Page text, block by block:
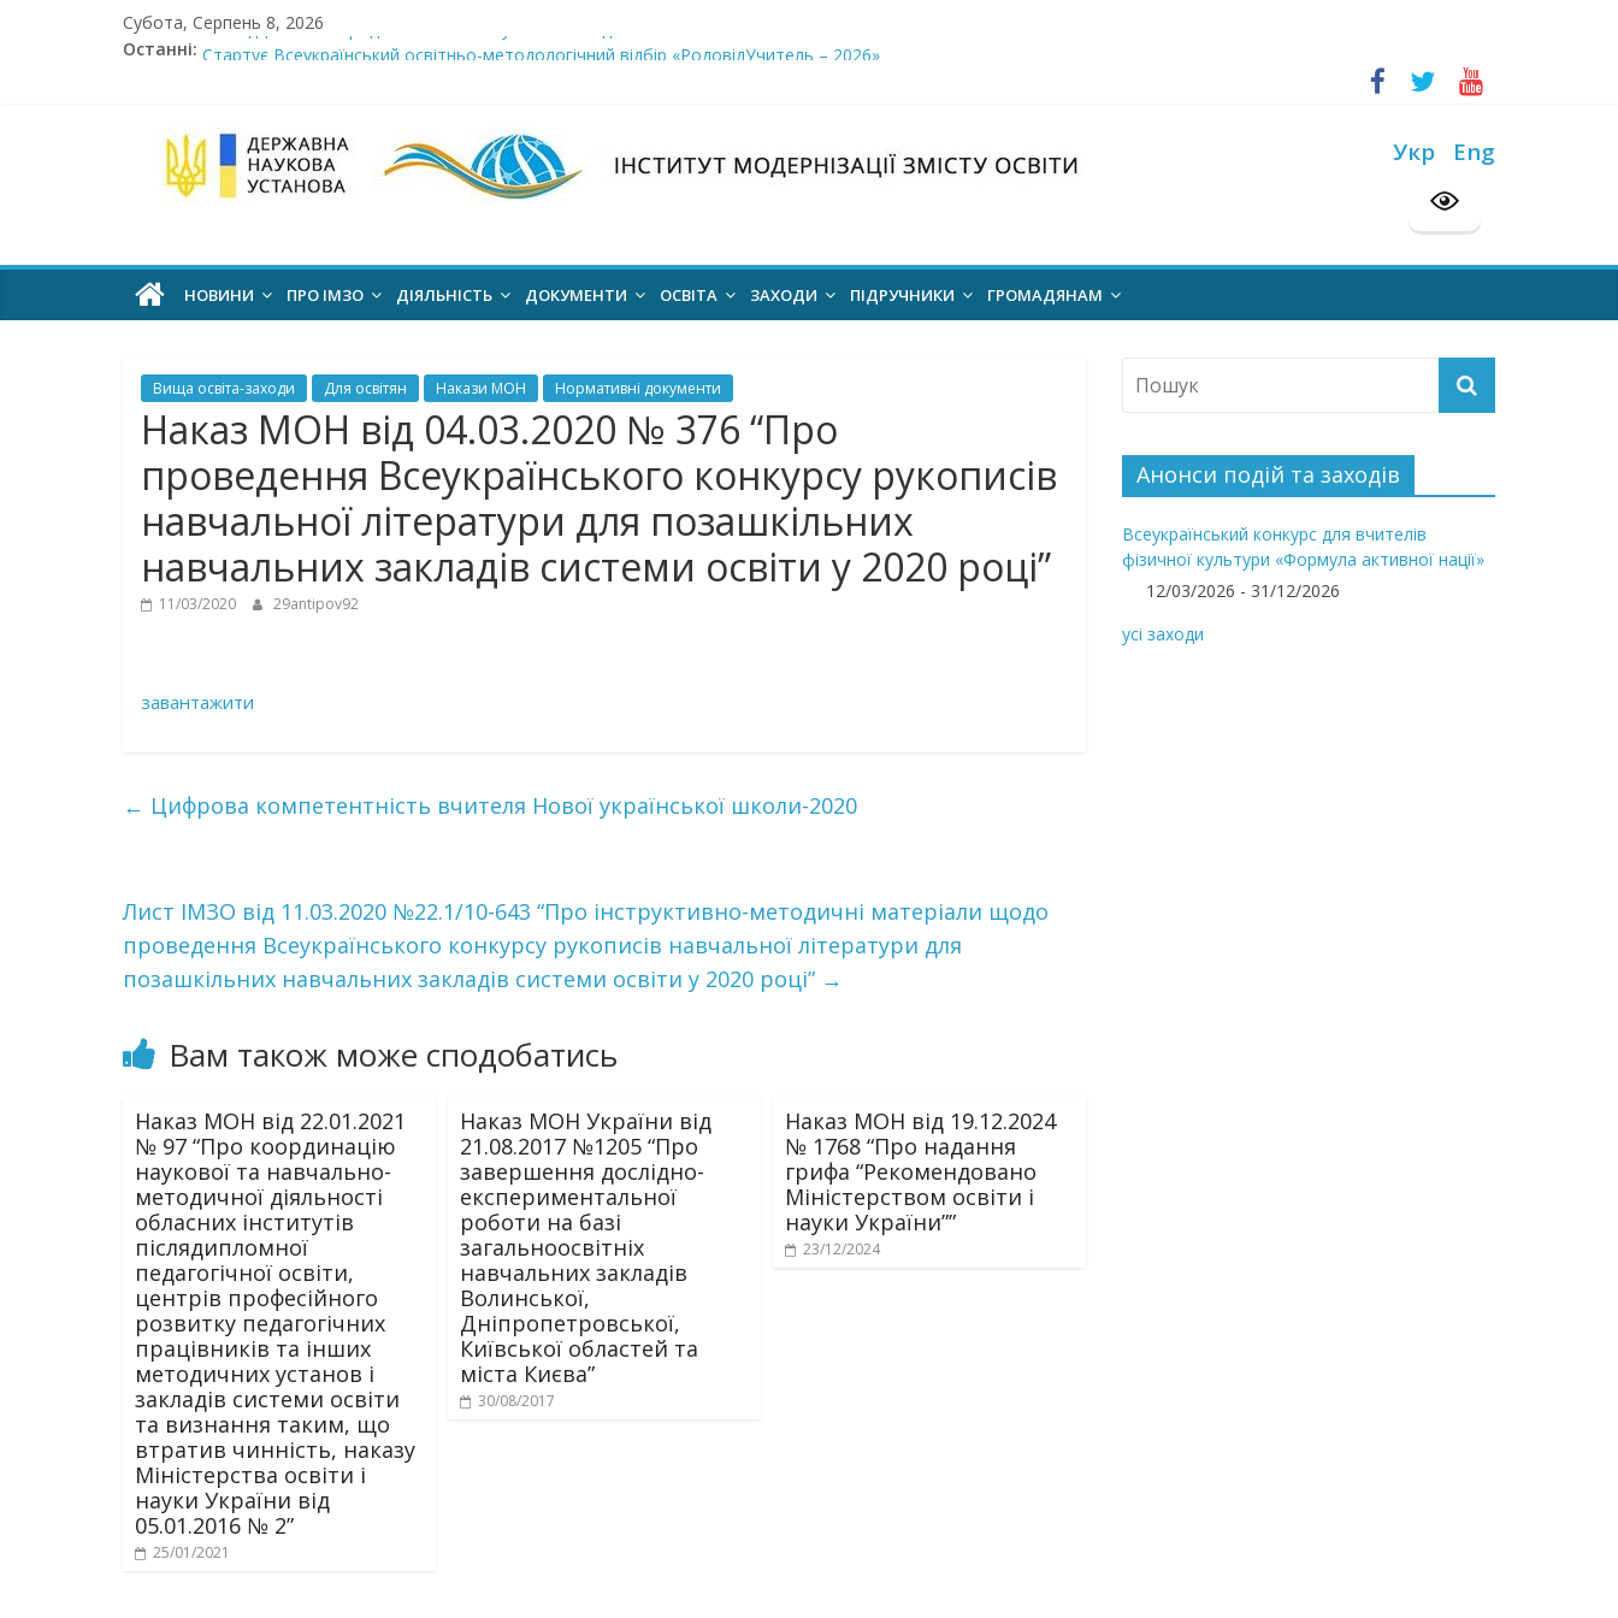
Субота, Серпень 8, 2026
Останні:
Сімнадцята міжнародна виставка «Сучасні заклади освіти»
Розпочато прийом документів на конкурс для здобуття академічних стипендій імені Героїв Небесної Сотні на 2026/2027 н. р.
Інститут
модернізації
змісту
освіти
офіційний
веб-
сайт
Укр Eng
НОВИНИ ПРО ІМЗО ДІЯЛЬНІСТЬ ДОКУМЕНТИ ОСВІТА ЗАХОДИ ПІДРУЧНИКИ ГРОМАДЯНАМ
Вища освіта-заходи Для освітян Накази МОН Нормативні документи
Наказ МОН від 04.03.2020 № 376 “Про
проведення Всеукраїнського конкурсу рукописів
навчальної літератури для позашкільних
навчальних закладів системи освіти у 2020 році”
11/03/2020 29antipov92
завантажити
← Цифрова компетентність вчителя Нової української школи-2020
Лист ІМЗО від 11.03.2020 №22.1/10-643 “Про інструктивно-методичні матеріали щодо
проведення Всеукраїнського конкурсу рукописів навчальної літератури для
позашкільних навчальних закладів системи освіти у 2020 році” →
Вам також може сподобатись
Наказ МОН від 22.01.2021
№ 97 “Про координацію
наукової та навчально-
методичної діяльності
обласних інститутів
післядипломної
педагогічної освіти,
центрів професійного
розвитку педагогічних
працівників та інших
методичних установ і
закладів системи освіти
та визнання таким, що
втратив чинність, наказу
Міністерства освіти і
науки України від
05.01.2016 № 2”
25/01/2021
Наказ МОН України від
21.08.2017 №1205 “Про
завершення дослідно-
експериментальної
роботи на базі
загальноосвітніх
навчальних закладів
Волинської,
Дніпропетровської,
Київської областей та
міста Києва”
30/08/2017
Наказ МОН від 19.12.2024
№ 1768 “Про надання
грифа “Рекомендовано
Міністерством освіти і
науки України””
23/12/2024
Анонси подій та заходів
Всеукраїнський конкурс для вчителів
фізичної культури «Формула активної нації»
12/03/2026 - 31/12/2026
усі заходи